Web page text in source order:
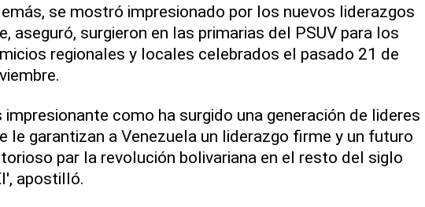
se mostró impresionado por los nuevos liderazgos
aseguró, surgieron en las primarias del PSUV para los
regionales y locales celebrados el pasado 21 de
impresionante como ha surgido una generación de lideres
le garantizan a Venezuela un liderazgo firme y un futuro
par la revolución bolivariana en el resto del siglo
apostilló.